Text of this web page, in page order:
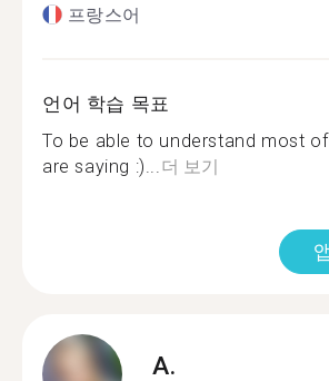
프랑스어
언어 학습 목표
To be able to understand most
are saying :)... 더 보기
A.